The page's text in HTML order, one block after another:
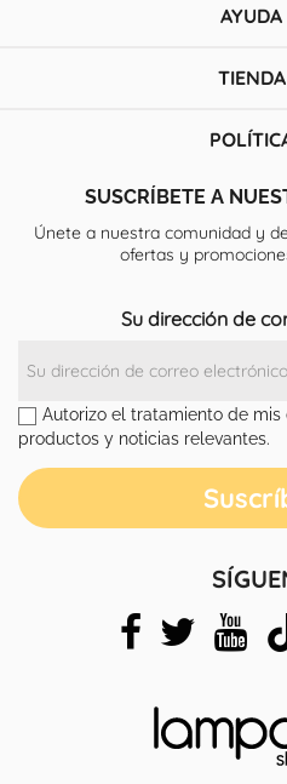
AYUDA
TIENDA
SUSCRÍBETE A
Únete a nuestra comunidad y
ofertas y
Su dirección de
Autorizo el tratamiento de
productos y noticias relevantes.